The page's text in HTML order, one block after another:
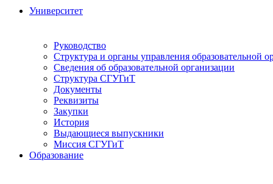
Университет
Руководство
Структура и органы управления образовательной
Сведения об образовательной организации
Структура СГУГиТ
Документы
Реквизиты
Закупки
История
Выдающиеся выпускники
Миссия СГУГиТ
Образование